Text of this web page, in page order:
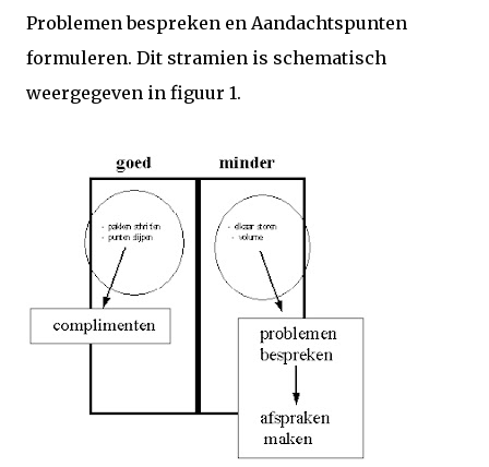
Problemen bespreken en Aandachtspunten
formuleren. Dit stramien is schematisch
weergegeven in figuur 1.